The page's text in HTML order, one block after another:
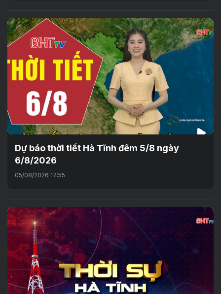
Dự báo thời tiết Hà Tĩnh đêm 5/8 ngày
6/8/2026
05/08/2026 17:55